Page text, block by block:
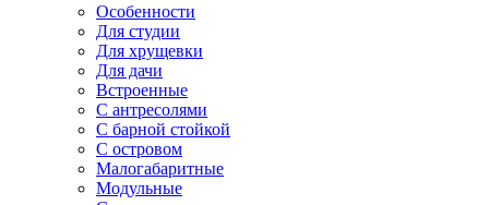
Особенности
Для студии
Для хрущевки
Для дачи
Встроенные
С антресолями
С барной стойкой
С островом
Малогабаритные
Модульные